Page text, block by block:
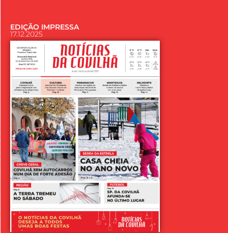
EDIÇÃO IMPRESSA
17.12.2025